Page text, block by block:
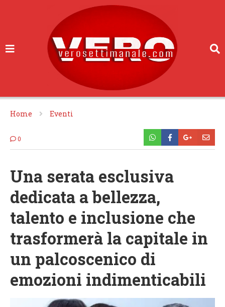
Home Eventi
0
Una serata esclusiva
dedicata a bellezza,
talento e inclusione che
trasformerà la capitale in
un palcoscenico di
emozioni indimenticabili